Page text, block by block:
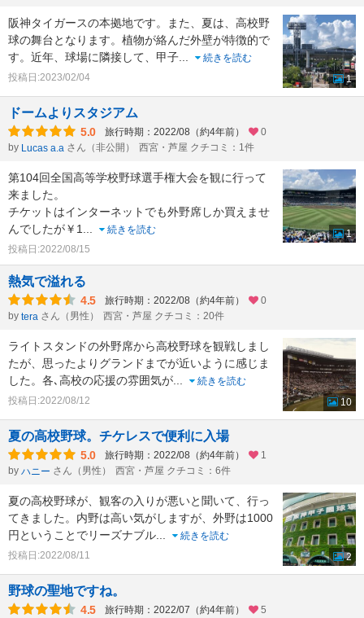
阪神タイガースの本拠地です。また、夏は、高校野
球の舞台となります。植物が絡んだ外壁が特徴的で
す。近年、球場に隣接して、甲子
続きを読む
投稿日:2023/02/04
1
ドームよりスタジアム
5.0 旅行時期：2022/08（約4年前）
0
by Lucas a.a さん（非公開） 西宮・芦屋 クチコミ：1件
第104回全国高等学校野球選手権大会を観に行って
来ました。
チケットはインターネットでも外野席しか買えませ
んでしたが￥1
続きを読む
投稿日:2022/08/15
1
熱気で溢れる
4.5 旅行時期：2022/08（約4年前）
0
by tera さん（男性） 西宮・芦屋 クチコミ：20件
ライトスタンドの外野席から高校野球を観戦しまし
たが、思ったよりグランドまでが近いように感じま
した。各､高校の応援の雰囲気が
続きを読む
投稿日:2022/08/12
10
夏の高校野球。チケレスで便利に入場
5.0 旅行時期：2022/08（約4年前）
1
by ハニー さん（男性） 西宮・芦屋 クチコミ：6件
夏の高校野球が、観客の入りが悪いと聞いて、行っ
てきました。内野は高い気がしますが、外野は1000
円ということでリーズナブル
続きを読む
投稿日:2022/08/11
2
野球の聖地ですね。
4.5 旅行時期：2022/07（約4年前）
5